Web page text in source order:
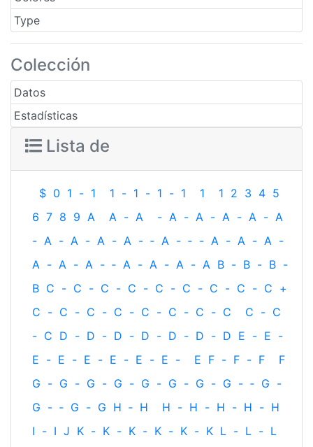
Type
Colección
Datos
Estadísticas
Lista de
$ 0 1 - 1 1 - 1 - 1 - 1 1 1 2 3 4 5
6 7 8 9 A A - A - A - A - A - A - A
- A - A - A - A - ‐ A - ‐ - A - A - A -
A - A - A - ‐ A - A - A - A B - B - B -
B C - C - C - C - C - C - C - C - C +
C - C - C - C - C - C - C - C C - C
- C D - D - D - D - D - D - D E - E -
E - E - E - E - E - E - E F - F - F
F
G - G - G - G - G - G - G - G - ‐ G -
G - ‐ G - G H ‐ H H - H - H - H - H
I - I J K - K - K - K - K - K L - L - L